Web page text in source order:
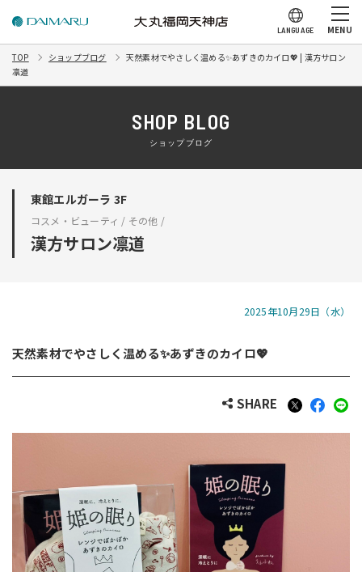
LANGUAGE MENU
TOP ショップブログ
天然素材でやさしく温める✨あずきのカイロ💖 | 漢方サロン
凛道
SHOP BLOG
ショップブログ
東館エルガーラ 3F
コスメ・ビューティ / その他 /
漢方サロン凛道
2025年10月29日（水）
天然素材でやさしく温める✨あずきのカイロ💖
SHARE